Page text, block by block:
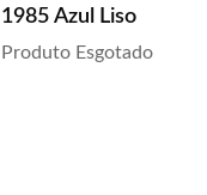
1985 Azul Liso
Produto Esgotado